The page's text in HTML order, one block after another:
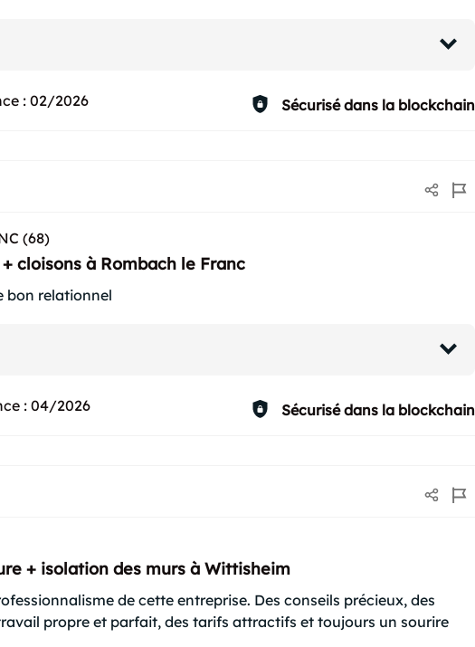
:02/2026 Sécurisé dans la blockchain
(68)
cloisons à Rombach le Franc
bon relationnel
:04/2026 Sécurisé dans la blockchain
+ isolation des murs à Wittisheim
de cette entreprise. Des conseils précieux, des
propre et parfait, des tarifs attractifs et toujours un sourire